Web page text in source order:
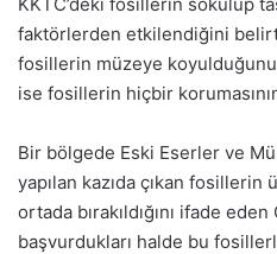
faktörlerden etkilendiğini
fosillerin müzeye koyulduğunu
ise fosillerin hiçbir
Bir bölgede Eski Eserler ve
yapılan kazıda çıkan
ortada bırakıldığını ifade
başvurdukları halde bu